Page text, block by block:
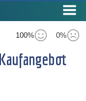
100% 0%